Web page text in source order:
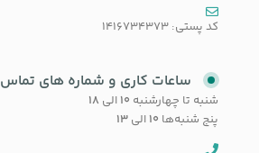
کد پستی: 1416734373
ساعات کاری و شماره های تماس
شنبه تا چهارشنبه ۱۰ الی ۱۸
پنج شنبه‌ها ۱۰ الی ۱۳